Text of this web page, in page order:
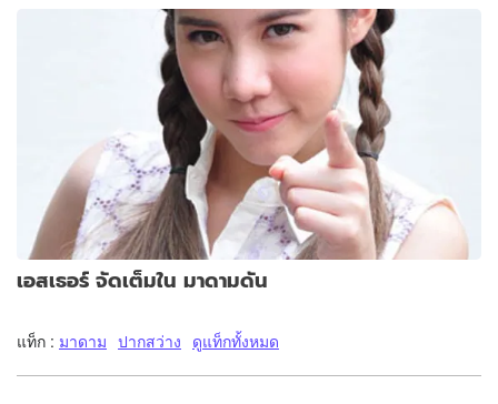
เอสเธอร์ จัดเต็มใน มาดามดัน
แท็ก : มาดาม ปากสว่าง ดูแท็กทั้งหมด